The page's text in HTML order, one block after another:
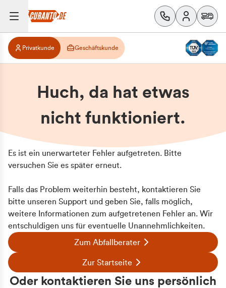
Privatkunde Geschäftskunde
Huch, da hat etwas
nicht funktioniert.
Es ist ein unerwarteter Fehler aufgetreten. Bitte
versuchen Sie es später erneut.
Falls das Problem weiterhin besteht, kontaktieren Sie
bitte unseren Support und geben Sie, falls möglich,
weitere Informationen zum aufgetretenen Fehler an. Wir
entschuldigen uns für eventuelle Unannehmlichkeiten.
Zum Abfallberater
Zur Startseite
Oder kontaktieren Sie uns persönlich